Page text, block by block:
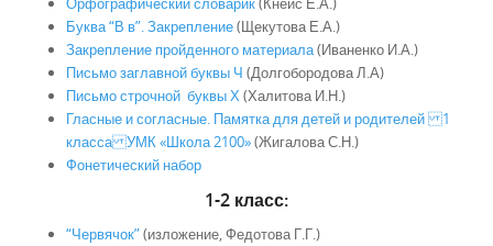
Буква “В в”. Закрепление(Щекутова Е.А.)
Закрепление пройденного материала(Иваненко И.А.)
Письмо заглавной буквы Ч (Долгобородова Л.А)
Письмо строчной буквы Х(Халитова И.Н.)
Гласные и согласные. Памятка для детей и родителей 1
класса УМК «Школа 2100»(Жигалова С.Н.)
Фонетический набор
1-2 класс:
“Червячок”(изложение, Федотова Г.Г.)